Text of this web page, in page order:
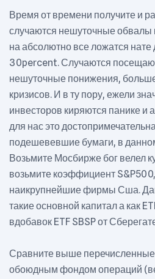
Время от времени получите и
случаются нешуточные обвалы
на абсолютно все ложатся
30percent. Случаются
нешуточные понижения,
кризисов. И в ту пору, ежели
инвесторов киряются панике и
для нас это
подешевевшие бумаги, в
Возьмите Мосбирже бог велел
возьмите коэффициент
наикрупнейшие фирмы Сша.
такие основной капитал а как
вдобавок ETF SBSP от
Сравните выше
обоюдным фондом операций